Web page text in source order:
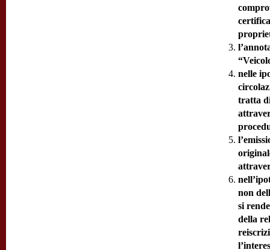
nelle
tratta
non
si
della